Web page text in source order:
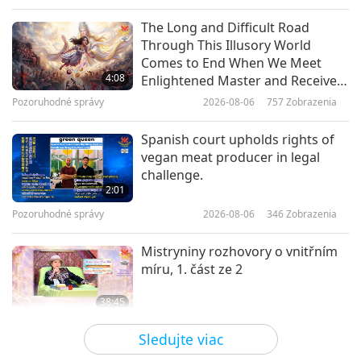
Prostě odložit kus mrtvého masa
zvířecích lidí, abyste zachránili
sebe a své děti, to jistě můžete!
Vegan: Opravdový vyznavač
náboženství
Sledujte viac
4:08
The Long and Difficult Road
Through This Illusory World
Comes to End When We Meet
Enlightened Master and Receive
Pozoruhodné správy 2026-08-06 757Zobrazenia
2:01
Spanish court upholds rights of
vegan meat producer in legal
challenge.
Pozoruhodné správy 2026-08-06 346Zobrazenia
38:45
Mistryniny rozhovory o vnitřním
míru, 1. část ze 2
Medzi Majstrom a žiakmi 2026-08-06 871